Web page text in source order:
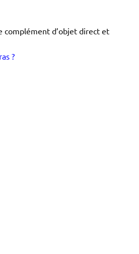
complément d’objet direct et
?